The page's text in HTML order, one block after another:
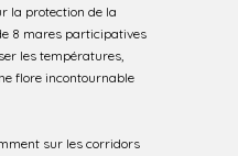
la protection de la
8 mares participatives
les températures,
flore incontournable
sur les corridors